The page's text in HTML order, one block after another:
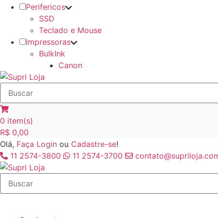
Perifericos
SSD
Teclado e Mouse
Impressoras
BulkInk
Canon
0 item(s)
R$ 0,00
Olá, Faça Login ou Cadastre-se!
11 2574-3800
11 2574-3700